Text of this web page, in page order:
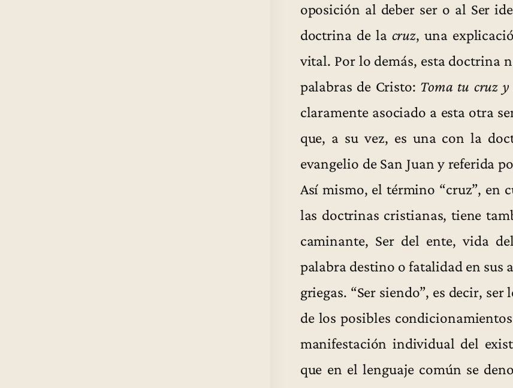
oposición al deber ser o al Ser
doctrina de la cruz, una
vital. Por lo demás, esta doctrina
palabras de Cristo: Toma tu cruz y
claramente asociado a esta otra
que, a su vez, es una con la
evangelio de San Juan y referida
Así mismo, el término “cruz”, en
las doctrinas cristianas, tiene
caminante, Ser del ente, vida
palabra destino o fatalidad en sus
griegas. “Ser siendo”, es decir,
de los posibles
manifestación individual del
que en el lenguaje común se